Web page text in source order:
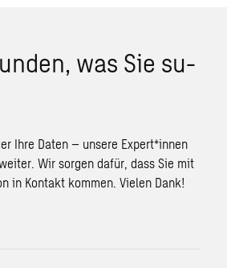
was Sie su­
Ihre Daten – unsere Expert*innen
Wir sorgen dafür, dass Sie mit
in Kontakt kommen. Vielen Dank!